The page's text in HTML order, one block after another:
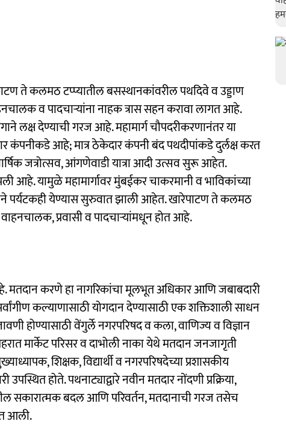
ते कलमठ टप्प्यातील बसस्थानकांवरील पथदिवे व उड्डाण
व पादचाऱ्यांना नाहक त्रास सहन करावा लागत आहे.
लक्ष देण्याची गरज आहे. महामार्ग चौपदरीकरणानंतर या
कंपनीकडे आहे; मात्र ठेकेदार कंपनी बंद पथदीपांकडे दुर्लक्ष करत
जत्रोत्सव, आंगणेवाडी यात्रा आदी उत्सव सुरू आहेत.
आहे. यामुळे महामार्गावर मुंबईकर चाकरमानी व भाविकांच्या
पर्यटकही येण्यास सुरुवात झाली आहेत. खारेपाटण ते कलमठ
प्रवासी व पादचाऱ्यांमधून होत आहे.
करणे हा नागरिकांचा मूलभूत अधिकार आणि जबाबदारी
कल्याणासाठी योगदान देण्यासाठी एक शक्तिशाली साधन
होण्यासाठी वेंगुर्ले नगरपरिषद व कला, वाणिज्य व विज्ञान
मार्केट परिसर व दाभोली नाका येथे मतदान जनजागृती
शिक्षक, विद्यार्थी व नगरपरिषदेच्या प्रशासकीय
होते. पथनाट्याद्वारे नवीन मतदार नोंदणी प्रक्रिया,
सकारात्मक बदल आणि परिवर्तन, मतदानाची गरज तसेच
आली.